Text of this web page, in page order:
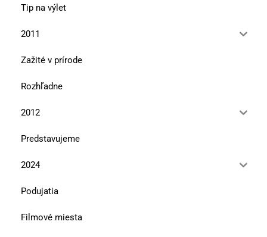
Tip na výlet
2011
Zažité v prírode
Rozhľadne
2012
Predstavujeme
2024
Podujatia
Filmové miesta